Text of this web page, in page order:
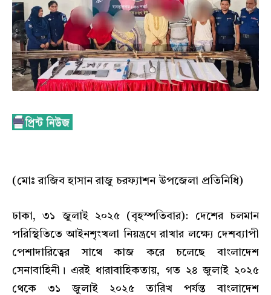
(মোঃ রাজিব হাসান রাজু চরফ্যাশন উপজেলা প্রতিনিধি)
ঢাকা, ৩১ জুলাই ২০২৫ (বৃহস্পতিবার): দেশের চলমান
পরিস্থিতিতে আইনশৃংখলা নিয়ন্ত্রণে রাখার লক্ষ্যে দেশব্যাপী
পেশাদারিত্বের সাথে কাজ করে চলেছে বাংলাদেশ
সেনাবাহিনী। এরই ধারাবাহিকতায়, গত ২৪ জুলাই ২০২৫
থেকে ৩১ জুলাই ২০২৫ তারিখ পর্যন্ত বাংলাদেশ